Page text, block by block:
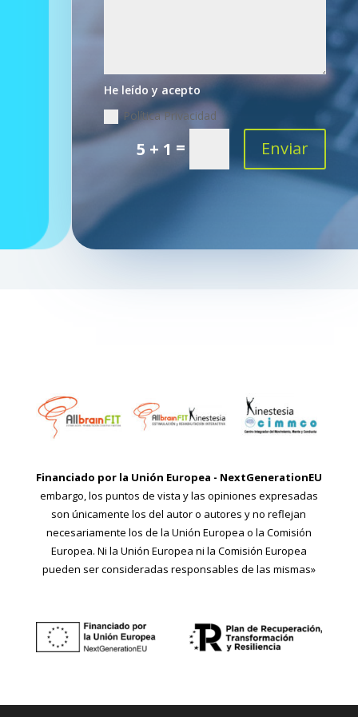
He leído y acepto
Política Privacidad
5 + 1 = Enviar
Financiado por la Unión Europea - NextGenerationEU
embargo, los puntos de vista y las opiniones expresadas
son únicamente los del autor o autores y no reflejan
necesariamente los de la Unión Europea o la Comisión
Europea. Ni la Unión Europea ni la Comisión Europea
pueden ser consideradas responsables de las mismas»